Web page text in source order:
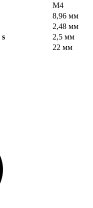
М4
8,96 мм
2,48 мм
s
2,5 мм
22 мм